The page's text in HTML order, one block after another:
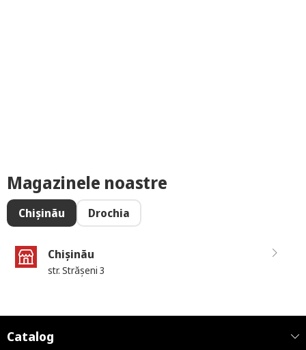
Magazinele noastre
Chișinău Drochia
Chișinău
str. Strășeni 3
Catalog